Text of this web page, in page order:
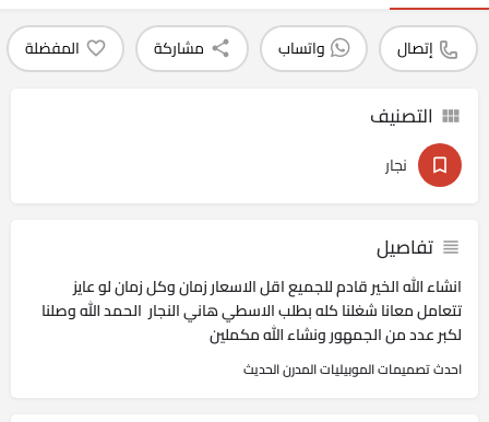
إتصال واتساب مشاركة المفضلة
التصنيف
نجار
تفاصيل
انشاء الله الخير قادم للجميع اقل الاسعار زمان وكل زمان لو عايز
تتعامل معانا شغلنا كله بطلب الاسطي هاني النجار الحمد الله وصلنا
لكبر عدد من الجمهور ونشاء الله مكملين
احدث تصميمات الموبيليات المدرن الحديث